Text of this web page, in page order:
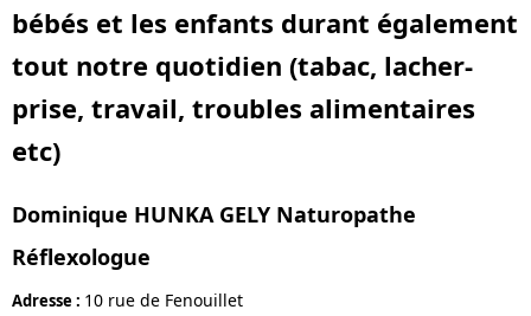
bébés et les enfants durant également
tout notre quotidien (tabac, lacher-
prise, travail, troubles alimentaires
etc)
Dominique HUNKA GELY Naturopathe
Réflexologue
Adresse : 10 rue de Fenouillet